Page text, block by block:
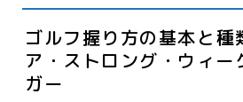
ゴルフ握り方の基本と種
ア・ストロング・ウィー
ガー